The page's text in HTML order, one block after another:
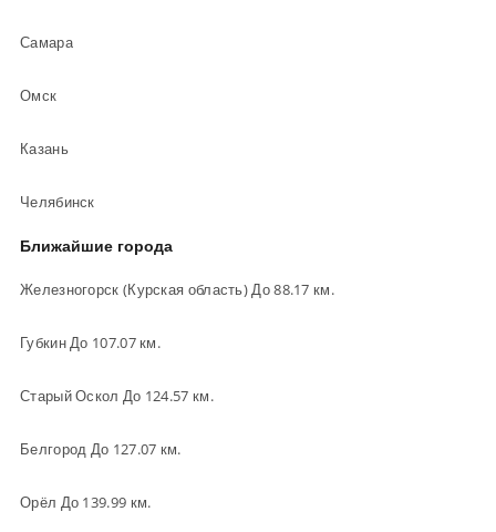
Самара
Омск
Казань
Челябинск
Ближайшие города
Железногорск (Курская область) До 88.17 км.
Губкин До 107.07 км.
Старый Оскол До 124.57 км.
Белгород До 127.07 км.
Орёл До 139.99 км.